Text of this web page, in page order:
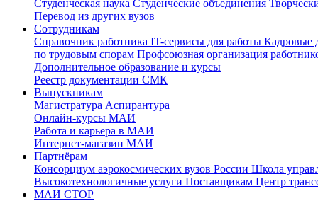
Студенческая наука Студенческие объединения
Перевод из других вузов
Сотрудникам
Cправочник работника IT-сервисы для работы Кадровые
по трудовым спорам Профсоюзная организация
Дополнительное образование и курсы
Реестр документации СМК
Выпускникам
Магистратура Аспирантура
Онлайн-курсы МАИ
Работа и карьера в МАИ
Интернет-магазин МАИ
Партнёрам
Консорциум аэрокосмических вузов России Школа
Высокотехнологичные услуги Поставщикам Центр
МАИ СТОР